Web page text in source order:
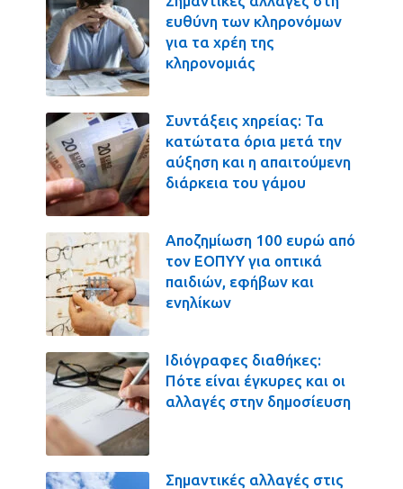
ευθύνη των κληρονόμων
για τα χρέη της
κληρονομιάς
Συντάξεις χηρείας: Τα
κατώτατα όρια μετά την
αύξηση και η απαιτούμενη
διάρκεια του γάμου
Αποζημίωση 100 ευρώ από
τον ΕΟΠΥΥ για οπτικά
παιδιών, εφήβων και
ενηλίκων
Ιδιόγραφες διαθήκες:
Πότε είναι έγκυρες και οι
αλλαγές στην δημοσίευση
Σημαντικές αλλαγές στις